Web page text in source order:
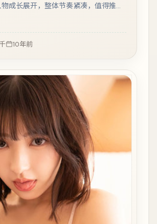
成长展开，整体节奏紧凑，值得推荐
10年前